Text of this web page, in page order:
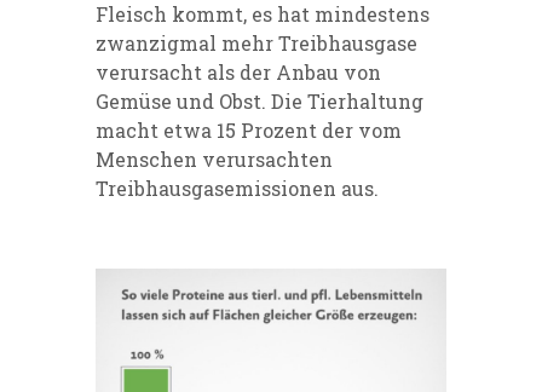
Fleisch kommt, es hat mindestens
zwanzigmal mehr Treibhausgase
verursacht als der Anbau von
Gemüse und Obst. Die Tierhaltung
macht etwa 15 Prozent der vom
Menschen verursachten
Treibhausgasemissionen aus.